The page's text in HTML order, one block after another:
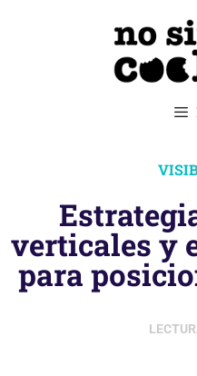
verticales y
para